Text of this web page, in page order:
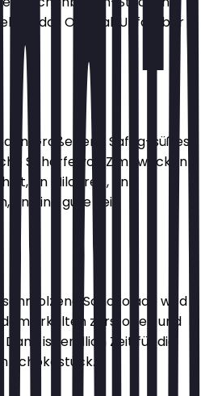
wie das Original: Unfassbar
den Großeltern. Saftig-süßes
Schärfe von Zimt wecken
an Milchreis, an
an eine gute Zeit.
Schokolade wird
dem Erkalten zerstoßen und
ist endlich Zeit für die
Schokostück.